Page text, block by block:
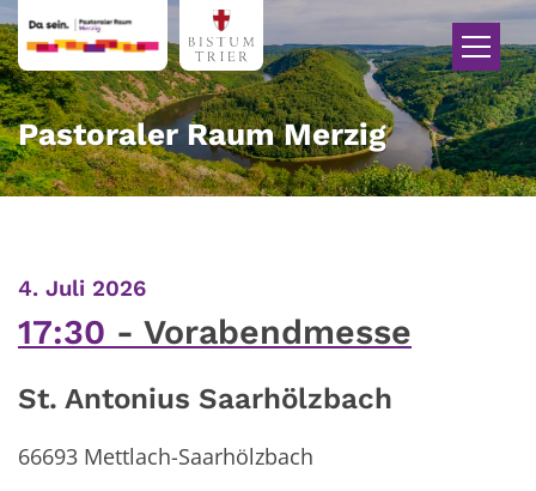
Zum Inhalt springen
Pastoraler Raum Merzig
4. Juli 2026:
17:30 Vorabendmesse
St. Antonius Saarhölzbach
66693 Mettlach-Saarhölzbach